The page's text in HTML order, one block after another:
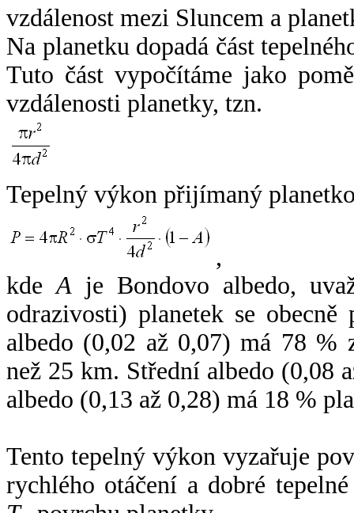
vzdálenost mezi Sluncem a
Na planetku dopadá část
Tuto část vypočítáme jako
vzdálenosti planetky, tzn.
Tepelný výkon přijímaný
,
kdeA je Bondovo albedo,
odrazivosti) planetek se
albedo (0,02 až 0,07) má 78 %
než 25 km. Střední albedo (0,08
albedo (0,13 až 0,28) má 18 %
Tento tepelný výkon vyzařuje
rychlého otáčení a dobré